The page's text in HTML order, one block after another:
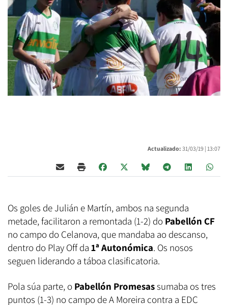
Actualizado: 31/03/19 | 13:07
Os goles de Julián e Martín, ambos na segunda
metade, facilitaron a remontada (1-2) do Pabellón CF
no campo do Celanova, que mandaba ao descanso,
dentro do Play Off da 1ª Autonómica. Os nosos
seguen liderando a táboa clasificatoria.
Pola súa parte, o Pabellón Promesassumaba os tres
puntos (1-3) no campo de A Moreira contra a EDC